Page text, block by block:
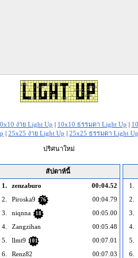
ง่าย Light Up | 10x10 ธรรมดา Light Up |
| 25x25 ง่าย Light Up | 25x25 ธรรมดา Light Up
ปริศนาใหม่
สัปดาห์นี้
1.
zenzaburo
00:04.52
2.
Piroska9 76
00:04.79
3.
niqnna 18
00:05.00
4.
Zangzihan
00:05.48
5.
llmt9 101
00:07.01
6.
Renz82
00:07.03
1.
2.
3.
4.
5.
6.